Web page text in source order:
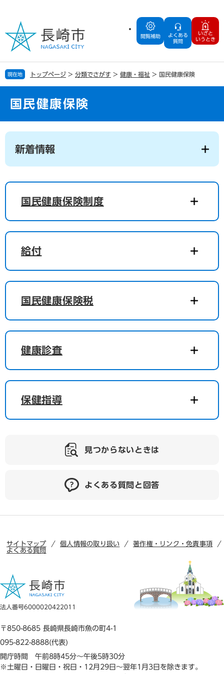
の
で
す
ー
ば
し
へ
閲覧補助
よくある
質問
いざと
いうとき
現在地 トップページ > 分類でさがす > 健康・福祉 > 国民健康保険
国民健康保険
本
新着情報
国民健康保険制度
給付
国民健康保険税
健康診査
保健指導
見つからないときは
よくある質問と回答
サイトマップ 個人情報の取り扱い
著作権・リンク・免責事項
よくある質問
法人番号6000020422011
〒850-8685 長崎県長崎市魚の町4-1
095-822-8888(代表)
開庁時間 午前8時45分～午後5時30分
※土曜日・日曜日・祝日・12月29日～翌年1月3日を除きます。